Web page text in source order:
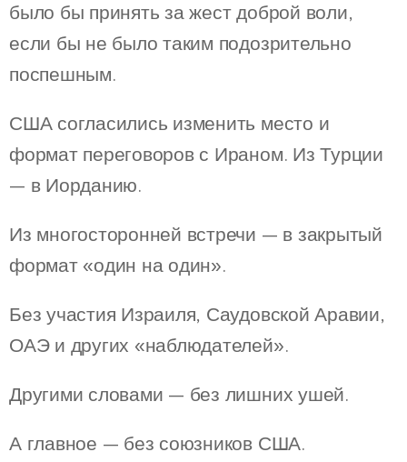
было бы принять за жест доброй воли,
если бы не было таким подозрительно
поспешным.
США согласились изменить место и
формат переговоров с Ираном. Из Турции
— в Иорданию.
Из многосторонней встречи — в закрытый
формат «один на один».
Без участия Израиля, Саудовской Аравии,
ОАЭ и других «наблюдателей».
Другими словами — без лишних ушей.
А главное — без союзников США.